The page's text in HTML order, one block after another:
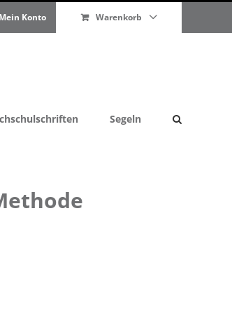
Mein Konto Warenkorb
Segeln